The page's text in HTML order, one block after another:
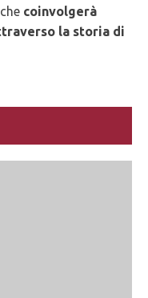
coinvolgerà
la storia di